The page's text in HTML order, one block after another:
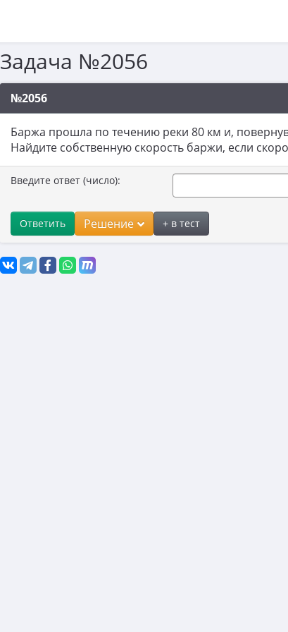
Задача №2056
№2056
Баржа прошла по течению реки 80 км и,
Найдите собственную скорость баржи, если
Введите ответ (число):
Ответить Решение + в тест